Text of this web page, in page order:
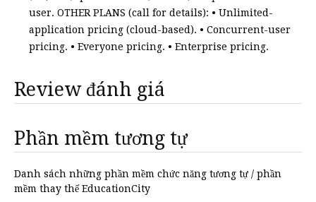
user. OTHER PLANS (call for details): • Unlimited-
application pricing (cloud-based). • Concurrent-user
pricing. • Everyone pricing. • Enterprise pricing.
Review đánh giá
Phần mềm tương tự
Danh sách những phần mềm chức năng tương tự / phần
mềm thay thế EducationCity